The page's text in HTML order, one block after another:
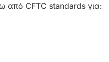
από CFTC standards για: